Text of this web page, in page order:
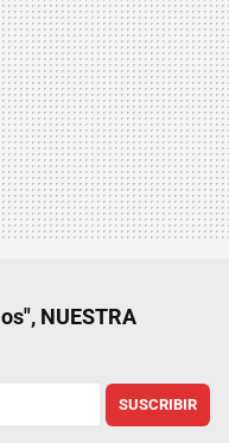
NUESTRA
SUSCRIBIR